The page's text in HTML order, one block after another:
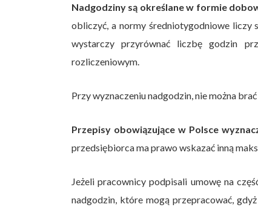
Nadgodziny są określane w formie
obliczyć, a normy średniotygodniowe liczy
wystarczy przyrównać liczbę godzin
rozliczeniowym.
Przy wyznaczeniu nadgodzin, nie można
Przepisy obowiązujące w Polsce
przedsiębiorca ma prawo wskazać inną
Jeżeli pracownicy podpisali umowę na
nadgodzin, które mogą przepracować,